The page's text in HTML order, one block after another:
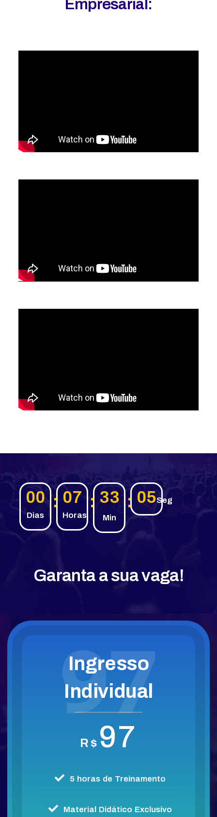
Empresarial:
00
Dias
07
Horas
33
Min
04Seg
Garanta a sua vaga!
Ingresso
Individual
R$ 97
5 horas de Treinamento
Material Didático Exclusivo
97